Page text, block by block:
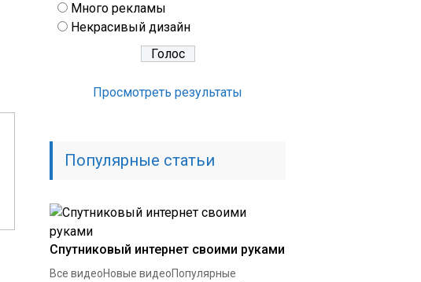
Много рекламы
Некрасивый дизайн
Просмотреть результаты
Популярные статьи
Спутниковый интернет своими руками
Все видеоНовые видеоПопулярные